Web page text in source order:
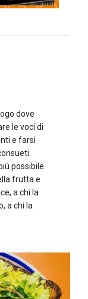
dove
le voci di
e farsi
possibile
frutta e
a chi la
a chi la